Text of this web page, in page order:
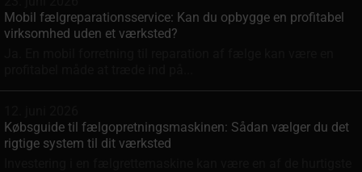
Mobil fælgreparationsservice: Kan du opbygge en profitabel
virksomhed uden et værksted?
Købsguide til fælgopretningsmaskinen: Sådan vælger du det
rigtige system til dit værksted